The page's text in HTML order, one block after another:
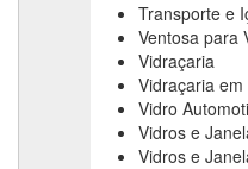
Transporte e
Ventosa para
Vidraçaria
Vidraçaria em
Vidro
Vidros e
Vidros e